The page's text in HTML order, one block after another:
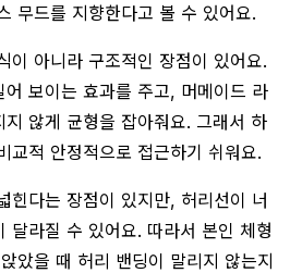
무드를 지향한다고 볼 수 있어요.
이 아니라 구조적인 장점이 있어요.
보이는 효과를 주고, 머메이드 라
않게 균형을 잡아줘요. 그래서 하
교적 안정적으로 접근하기 쉬워요.
힌다는 장점이 있지만, 허리선이 너
달라질 수 있어요. 따라서 본인 체형
았을 때 허리 밴딩이 말리지 않는지